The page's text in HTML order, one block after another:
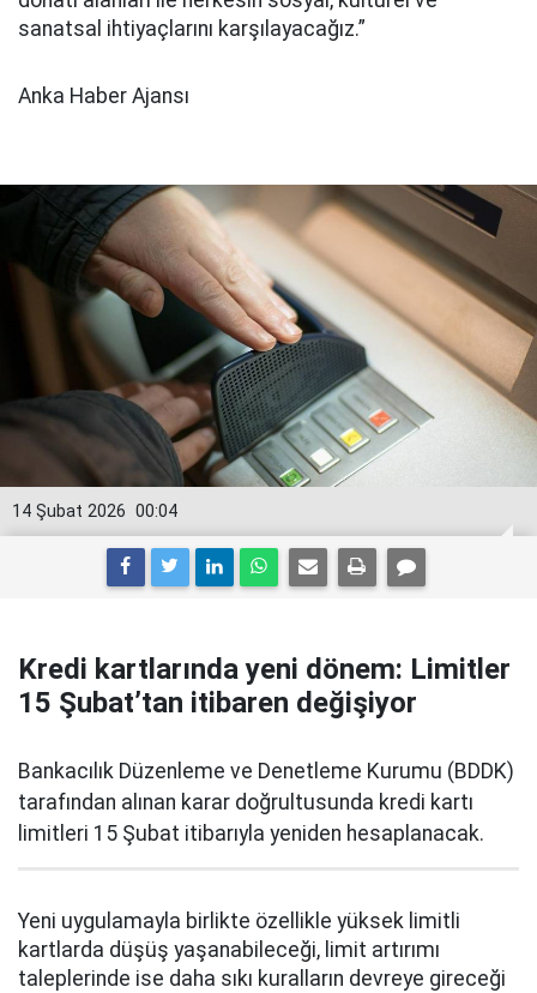
sanatsal ihtiyaçlarını karşılayacağız.”
Anka Haber Ajansı
00:04
14 Şubat 2026
Kredi kartlarında yeni dönem: Limitler
15 Şubat’tan itibaren değişiyor
Bankacılık Düzenleme ve Denetleme Kurumu (BDDK)
tarafından alınan karar doğrultusunda kredi kartı
limitleri 15 Şubat itibarıyla yeniden hesaplanacak.
Yeni uygulamayla birlikte özellikle yüksek limitli
kartlarda düşüş yaşanabileceği, limit artırımı
taleplerinde ise daha sıkı kuralların devreye gireceği